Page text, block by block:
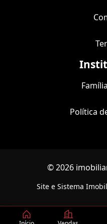
Política
© 2026
Site e Sistema